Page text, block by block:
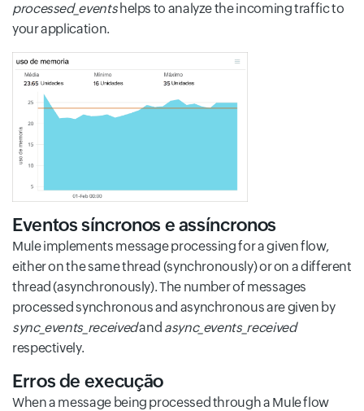
processed_eventshelps to analyze the incoming traffic to
your application.
Eventos síncronos e assíncronos
Mule implements message processing for a given flow,
either on the same thread (synchronously) or on a different
thread (asynchronously). The number of messages
processed synchronous and asynchronous are given by
sync_events_receivedand async_events_received
respectively.
Erros de execução
When a message being processed through a Mule flow